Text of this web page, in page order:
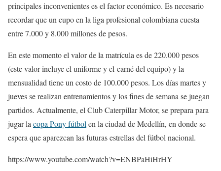
principales inconvenientes es el factor económico. Es necesario
recordar que un cupo en la liga profesional colombiana cuesta
entre 7.000 y 8.000 millones de pesos.
En este momento el valor de la matrícula es de 220.000 pesos
(este valor incluye el uniforme y el carné del equipo) y la
mensualidad tiene un costo de 100.000 pesos. Los días martes y
jueves se realizan entrenamientos y los fines de semana se juegan
partidos. Actualmente, el Club Caterpillar Motor, se prepara para
jugar la copa Pony fútbol en la ciudad de Medellín, en donde se
espera que aparezcan las futuras estrellas del fútbol nacional.
https://www.youtube.com/watch?v=ENBPaHiHrHY